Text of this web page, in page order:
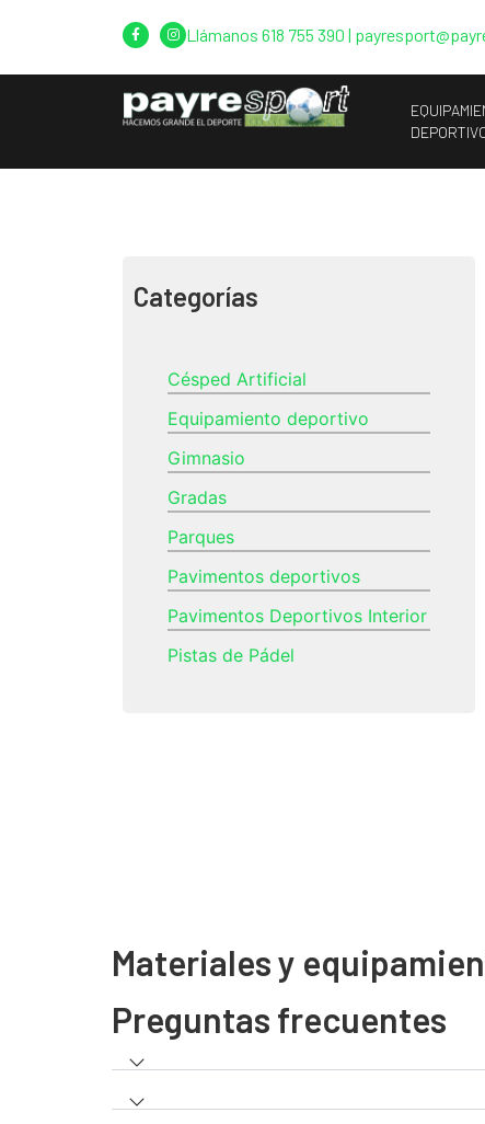
Llámanos 618 755 390 |
Categorías
Césped Artificial
Equipamiento deportivo
Gimnasio
Gradas
Parques
Pavimentos deportivos
Pavimentos Deportivos Interior
Pistas de Pádel
Materiales y
Preguntas frecuentes